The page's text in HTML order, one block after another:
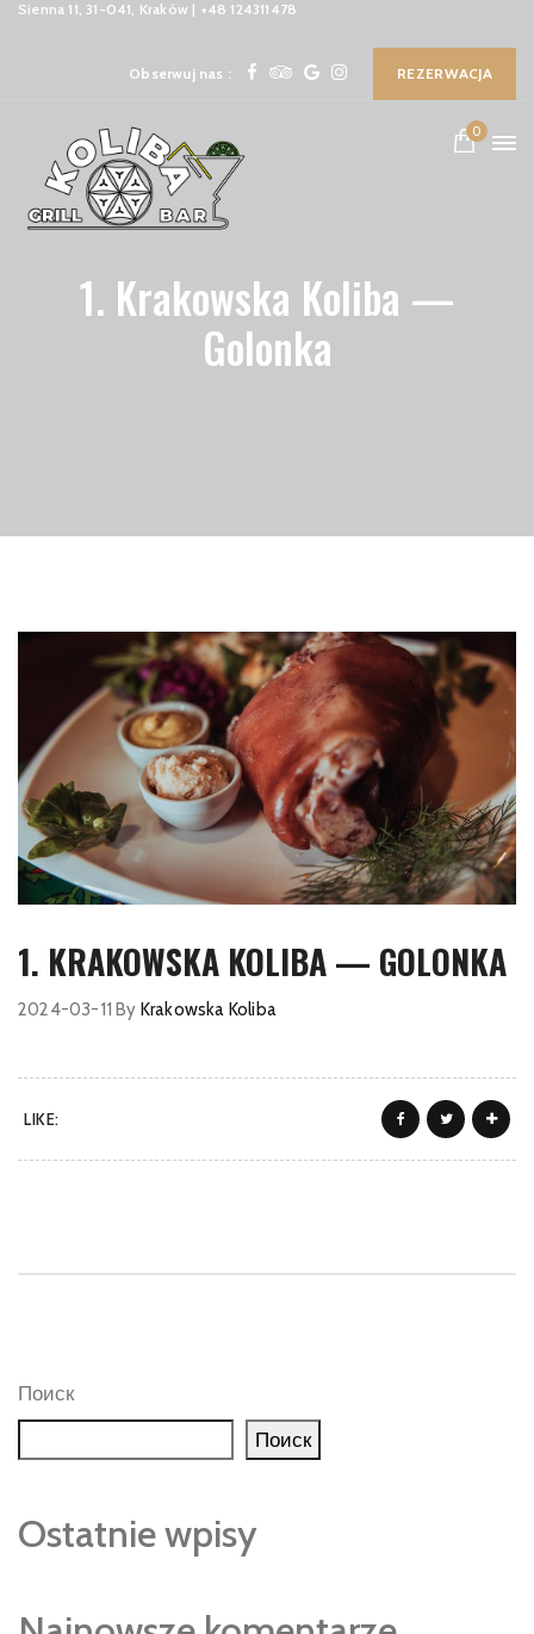
Sienna 11, 31-041, Kraków | +48 124311478
Obserwuj nas : REZERWACJA
0
1. Krakowska Koliba —
Golonka
1. KRAKOWSKA KOLIBA — GOLONKA
2024-03-11 By Krakowska Koliba
LIKE:
Поиск
Поиск
Ostatnie wpisy